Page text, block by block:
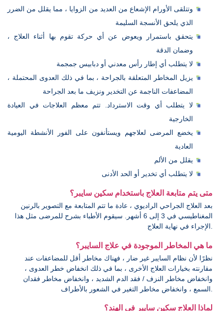
وتتلقى الأورام الإشعاع من العديد من الزوايا ، مما يقلل من الضرر
الذي يلحق الأنسجة السليمة
يتحقق باستمرار ويعوض عن أي حركة تقوم بها أثناء العلاج ،
وضمان الدقة
لا يتطلب أي إطار رأس معدني أو دبابيس جمجمة
يزيل المخاطر المتعلقة بالجراحة ، بما في ذلك العدوى المحتملة ،
المضاعفات الناجمة عن التخدير ونزيف ما بعد الجراحة
لا يتطلب أي وقت الاسترداد. تتم معظم العلاجات في العيادة
الخارجية
يخضع المرضى لعلاجهم ويستأنفون على الفور الأنشطة اليومية
العادية
يقلل من الألم
لا يتطلب أي تخدير أو الحد الأدنى
متى يتم متابعة العلاج باستخدام سكين سايبر؟
بعد العلاج الجراحي الراديوي ، عادة ما تتم المتابعة مع التصوير بالرنين
المغناطيسي في 3 إلى 6 أشهر. سيقوم الأطباء بشرح للمرضى مثل هذا
الإجراء في نهاية العلاج.
ما هي المخاطر الموجودة في علاج السايبر؟
نظرًا لأن نظام السايبر غير ضار ، فهناك مخاطر أقل للمضاعفات عند
مقارنته بخيارات العلاج الأخرى ، بما في ذلك انخفاض خطر العدوى ،
وانخفاض مخاطر النزف / فقد الدم الشديد ، وانخفاض مخاطر فقدان
لماذا العلاج سكين سايبر في الهند؟